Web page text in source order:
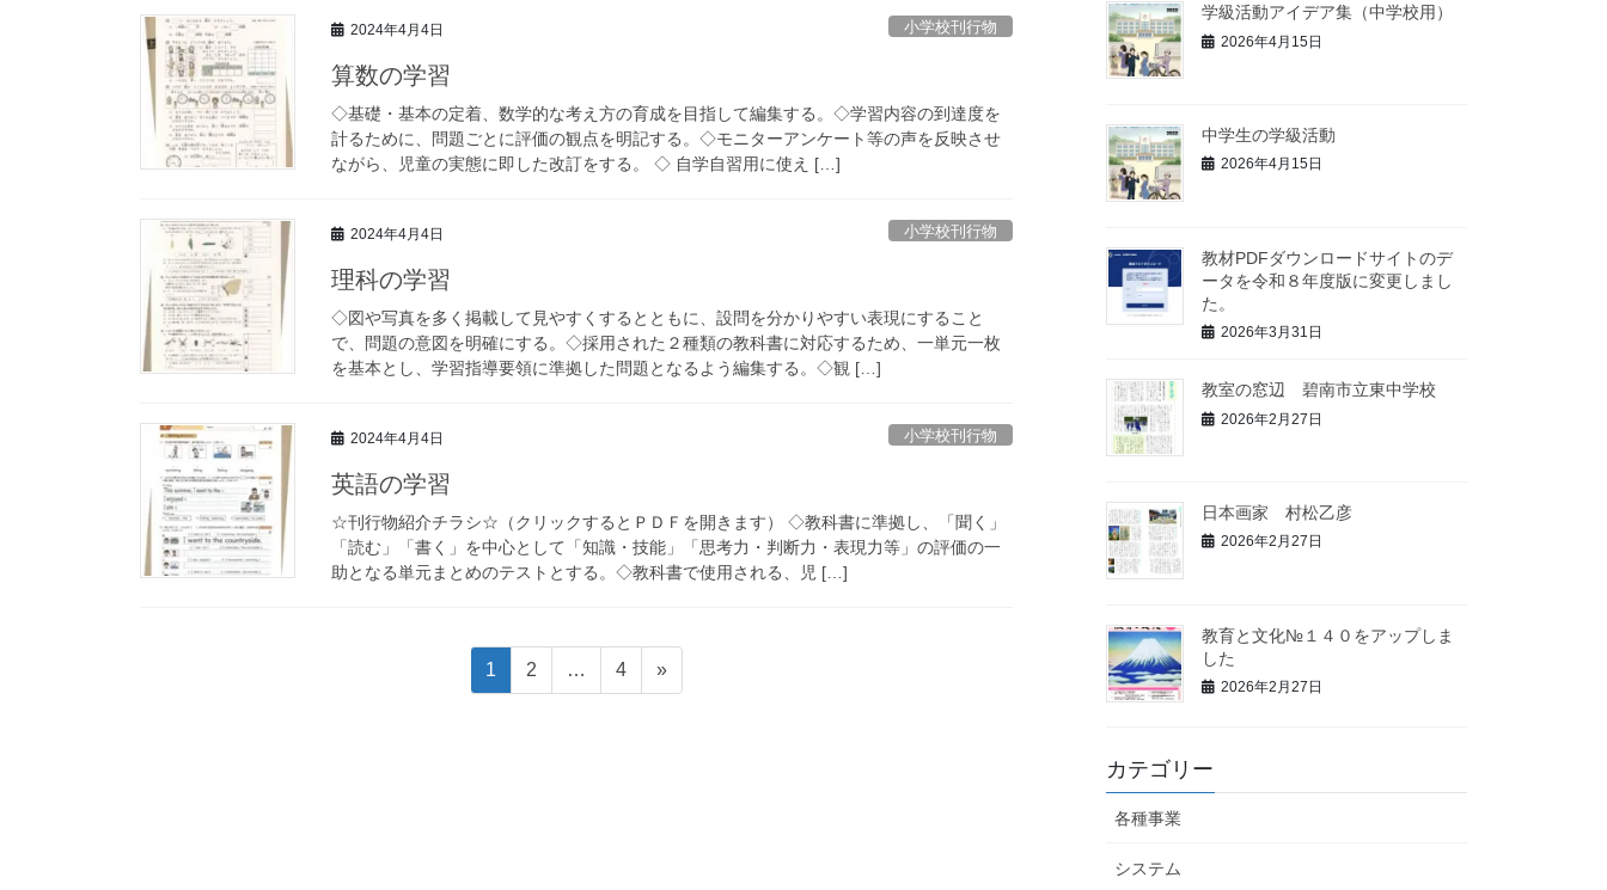
2024年4月4日 小学校刊行物
算数の学習
◇基礎・基本の定着、数学的な考え方の育成を目指して編集する。◇学習内容の到達度を
計るために、問題ごとに評価の観点を明記する。◇モニターアンケート等の声を反映させ
ながら、児童の実態に即した改訂をする。 ◇ 自学自習用に使え […]
2024年4月4日 小学校刊行物
理科の学習
◇図や写真を多く掲載して見やすくするとともに、設問を分かりやすい表現にすること
で、問題の意図を明確にする。◇採用された２種類の教科書に対応するため、一単元一枚
を基本とし、学習指導要領に準拠した問題となるよう編集する。◇観 […]
2024年4月4日 小学校刊行物
英語の学習
☆刊行物紹介チラシ☆（クリックするとＰＤＦを開きます） ◇教科書に準拠し、「聞く」
「読む」「書く」を中心として「知識・技能」「思考力・判断力・表現力等」の評価の一
助となる単元まとめのテストとする。◇教科書で使用される、児 […]
固
定
1
固
定
2 …
固
定
4 »
学級活動アイデア集（中学校用）
2026年4月15日
中学生の学級活動
2026年4月15日
教材PDFダウンロードサイトのデ
ータを令和８年度版に変更しまし
た。
2026年3月31日
教室の窓辺 碧南市立東中学校
2026年2月27日
日本画家 村松乙彦
2026年2月27日
教育と文化№１４０をアップしま
した
2026年2月27日
カテゴリー
各種事業
システム